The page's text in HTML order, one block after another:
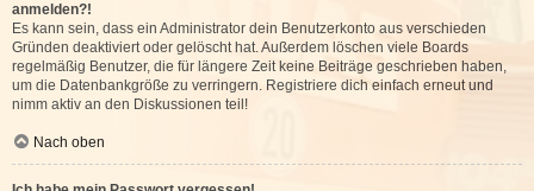
anmelden?!
Es kann sein, dass ein Administrator dein Benutzerkonto aus verschieden
Gründen deaktiviert oder gelöscht hat. Außerdem löschen viele Boards
regelmäßig Benutzer, die für längere Zeit keine Beiträge geschrieben haben,
um die Datenbankgröße zu verringern. Registriere dich einfach erneut und
nimm aktiv an den Diskussionen teil!
Nach oben